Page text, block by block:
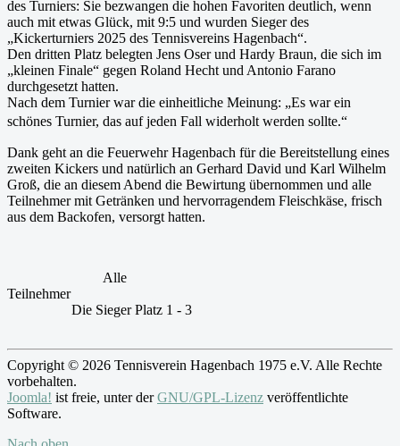
des Turniers: Sie bezwangen die hohen Favoriten deutlich, wenn
auch mit etwas Glück, mit 9:5 und wurden Sieger des
„Kickerturniers 2025 des Tennisvereins Hagenbach“.
Den dritten Platz belegten Jens Oser und Hardy Braun, die sich im
„kleinen Finale“ gegen Roland Hecht und Antonio Farano
durchgesetzt hatten.
Nach dem Turnier war die einheitliche Meinung: „Es war ein
schönes Turnier, das auf jeden Fall widerholt werden sollte.“
Dank geht an die Feuerwehr Hagenbach für die Bereitstellung eines
zweiten Kickers und natürlich an Gerhard David und Karl Wilhelm
Groß, die an diesem Abend die Bewirtung übernommen und alle
Teilnehmer mit Getränken und hervorragendem Fleischkäse, frisch
aus dem Backofen, versorgt hatten.
Alle
Teilnehmer
Die Sieger Platz 1 - 3
Copyright © 2026 Tennisverein Hagenbach 1975 e.V. Alle Rechte
vorbehalten.
Joomla! ist freie, unter derGNU/GPL-Lizenz veröffentlichte
Software.